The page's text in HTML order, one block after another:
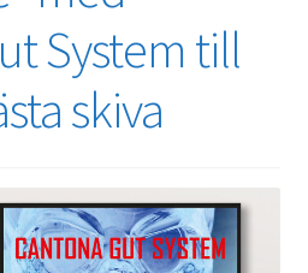
System till
skiva